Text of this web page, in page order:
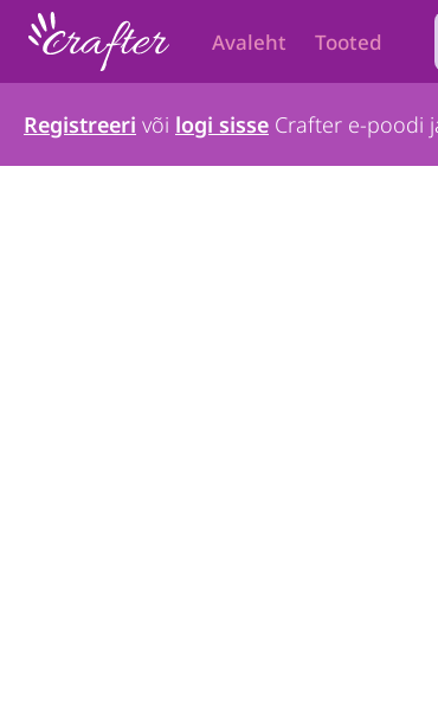
Avaleht Tooted
Registreeri või logi sisse Crafter e-poodi